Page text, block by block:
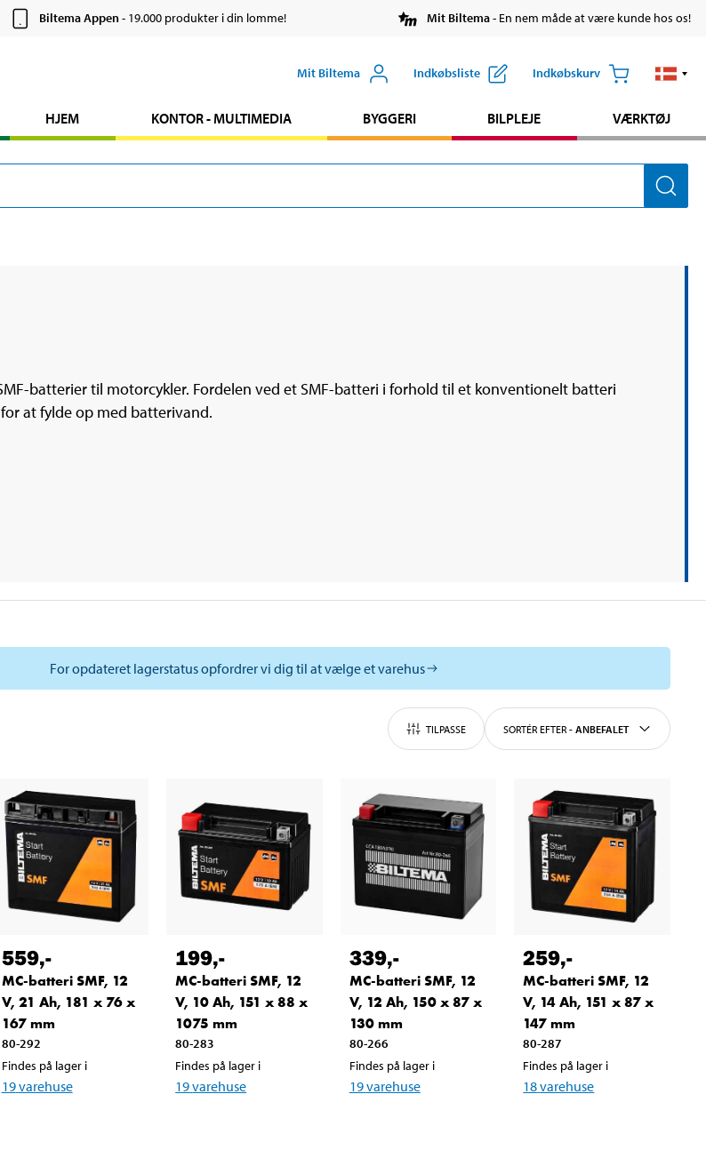
Biltema Appen- 19.000 produkter i din lomme! Mit Biltema- En nem måde at være kunde hos os!
Mit Biltema Indkøbsliste Indkøbskurv
HJEM KONTOR - MULTIMEDIA BYGGERI BILPLEJE VÆRKTØJ
batterier til motorcykler. Fordelen ved et SMF-batteri i forhold til et konventionelt batteri
at fylde op med batterivand.
For opdateret lagerstatus opfordrer vi dig til at vælge et varehus
TILPASSE SORTÉR EFTER - ANBEFALET
559,-
MC-batteri SMF, 12
V, 21 Ah, 181 x 76 x
167 mm
80-292
Findes på lager i
19varehuse
199,-
MC-batteri SMF, 12
V, 10 Ah, 151 x 88 x
1075 mm
80-283
Findes på lager i
19varehuse
339,-
MC-batteri SMF, 12
V, 12 Ah, 150 x 87 x
130 mm
80-266
Findes på lager i
19varehuse
259,-
MC-batteri SMF, 12
V, 14 Ah, 151 x 87 x
147 mm
80-287
Findes på lager i
18varehuse